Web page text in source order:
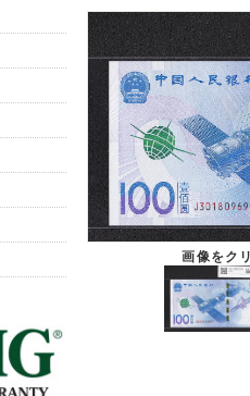
画像をク